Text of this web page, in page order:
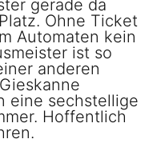
gerade da
Ohne Ticket
Automaten kein
ist so
anderen
eine sechstellige
Hoffentlich